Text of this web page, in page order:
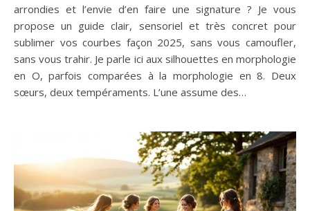
arrondies et l’envie d’en faire une signature ? Je vous
propose un guide clair, sensoriel et très concret pour
sublimer vos courbes façon 2025, sans vous camoufler,
sans vous trahir. Je parle ici aux silhouettes en morphologie
en O, parfois comparées à la morphologie en 8. Deux
sœurs, deux tempéraments. L’une assume des…